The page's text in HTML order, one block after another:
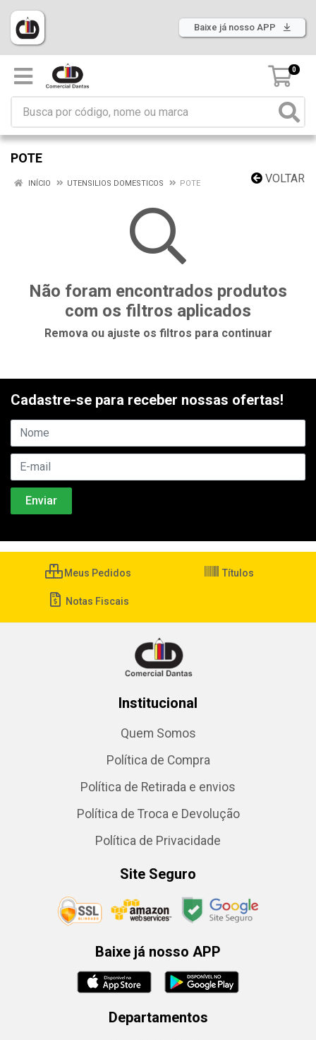
Baixe já nosso APP
0
POTE
VOLTAR
INÍCIO UTENSILIOS DOMESTICOS POTE
Não foram encontrados produtos
com os filtros aplicados
Remova ou ajuste os filtros para continuar
Cadastre-se para receber nossas ofertas!
Meus Pedidos Títulos
Notas Fiscais
Institucional
Quem Somos
Política de Compra
Política de Retirada e envios
Política de Troca e Devolução
Política de Privacidade
Site Seguro
Baixe já nosso APP
Departamentos